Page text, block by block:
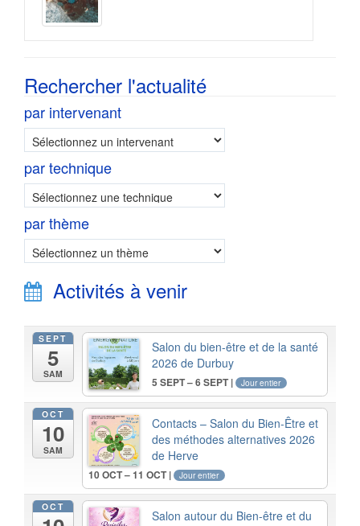
Rechercher l'actualité
par intervenant
par technique
par thème
Activités à venir
SEPT
5
SAM
Salon du bien-être et de la santé
2026 de Durbuy
5 SEPT – 6 SEPT | Jour entier
OCT
10
SAM
Contacts – Salon du Bien-Être et
des méthodes alternatives 2026
de Herve
10 OCT – 11 OCT | Jour entier
OCT
Salon autour du Bien-être et du